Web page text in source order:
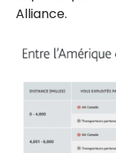
Alliance.